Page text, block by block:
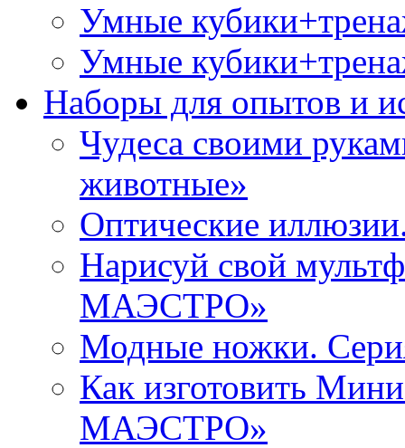
Умные
Умные
Наборы для опытов и
Чудеса своими
животные»
Оптические
Нарисуй свой
МАЭСТРО»
Модные ножки.
Как изготовить
МАЭСТРО»